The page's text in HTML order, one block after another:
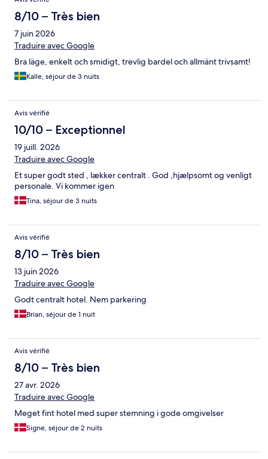
8/10 – Très bien
7 juin 2026
Traduire avec Google
Bra läge, enkelt och smidigt, trevlig bardel och allmänt trivsamt!
Kalle, séjour de 3 nuits
Avis vérifié
10/10 – Exceptionnel
19 juill. 2026
Traduire avec Google
Et super godt sted , lækker centralt . God ,hjælpsomt og venligt
personale. Vi kommer igen
Tina, séjour de 3 nuits
Avis vérifié
8/10 – Très bien
13 juin 2026
Traduire avec Google
Godt centralt hotel. Nem parkering
Brian, séjour de 1 nuit
Avis vérifié
8/10 – Très bien
27 avr. 2026
Traduire avec Google
Meget fint hotel med super stemning i gode omgivelser
Signe, séjour de 2 nuits